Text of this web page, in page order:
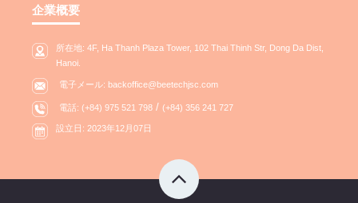
企業概要
所在地: 4F, Ha Thanh Plaza Tower, 102 Thai Thinh Str, Dong Da Dist,
Hanoi.
電子メール: backoffice@beetechjsc.com
電話: (+84) 975 521 798 / (+84) 356 241 727
設立日: 2023年12月07日